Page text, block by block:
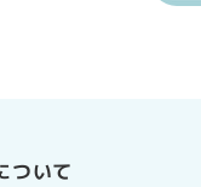
ついて